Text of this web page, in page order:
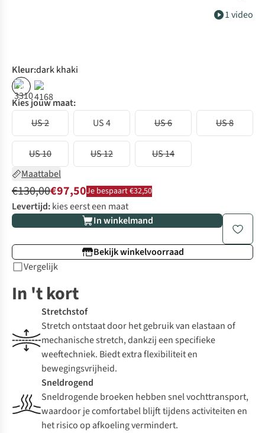
1 video
Kleur:dark khaki
%
Kies jouw maat:
US 2
US 4 US 6 US 8
US 10 US 12
US 14
Maattabel
€130,00€97,50Je bespaart €32,50
Levertijd:kies eerst een maat
In winkelmand
Bekijk winkelvoorraad
Vergelijk
In 't kort
Stretchstof
Stretch ontstaat door het gebruik van elastaan of
mechanische stretch, dankzij een specifieke
weeftechniek. Biedt extra flexibiliteit en
bewegingsvrijheid.
Sneldrogend
Sneldrogende broeken hebben snel vochttransport,
waardoor je comfortabel blijft tijdens activiteiten en
het risico op afkoeling vermindert.